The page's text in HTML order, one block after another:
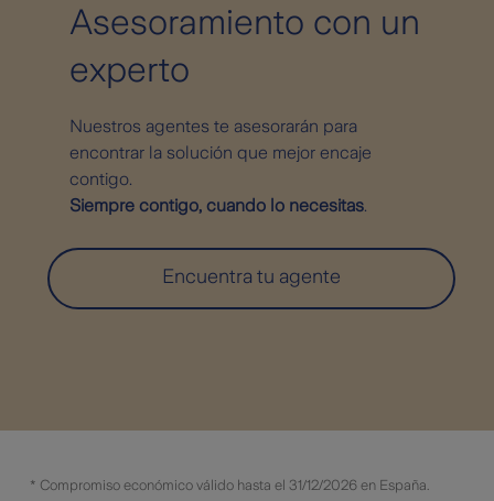
Asesoramiento con un
experto
Nuestros agentes te asesorarán para
encontrar la solución que mejor encaje
contigo.
Siempre contigo, cuando lo necesitas.
Encuentra tu agente
* Compromiso económico válido hasta el 31/12/2026 en España.